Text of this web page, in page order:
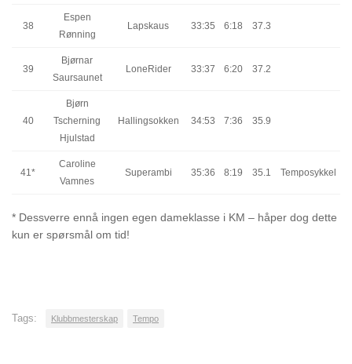
38
Espen
Rønning
Lapskaus 33:35 6:18 37.3
39
Bjørnar
Saursaunet
LoneRider 33:37 6:20 37.2
40
Bjørn
Tscherning
Hjulstad
Hallingsokken 34:53 7:36 35.9
41*
Caroline
Vamnes
Superambi 35:36 8:19 35.1 Temposykkel
* Dessverre ennå ingen egen dameklasse i KM – håper dog dette
kun er spørsmål om tid!
Tags: Klubbmesterskap Tempo